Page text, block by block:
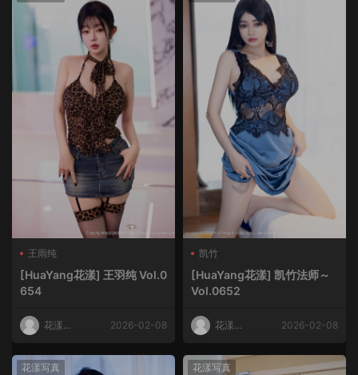
王雨纯
[HuaYang花漾] 王羽纯 Vol.0
654
花漾
2026-02-08
凯竹
[HuaYang花漾] 凯竹法师～
Vol.0652
花漾
2026-02-08
花漾写真 花漾写真